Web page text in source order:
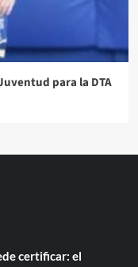
para la DTA
certificar: el